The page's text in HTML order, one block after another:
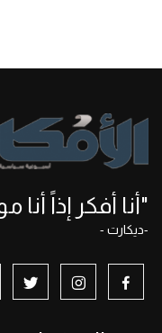
"أنا أفكر إذاً أنا
-ديكارت -